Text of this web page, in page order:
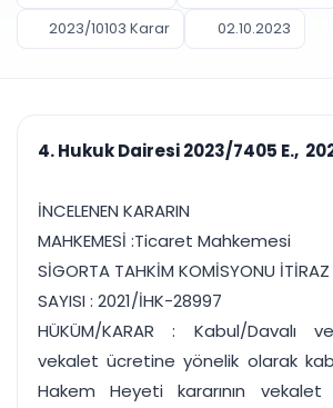
PLANLAMA & TAKİP
Pano ve Takip
Duruşma ve görev
takvimi
Bildirim
Tek panelde uçtan uca yönetim
UYAP & UETS entegrasyonundan finansa,
Tüm özellikleri inceleyin
2023/10103 Karar
02.10.2023
4. Hukuk Dairesi 2023/7405 E.,
İNCELENEN KARARIN
MAHKEMESİ :Ticaret Mahkemesi
SİGORTA TAHKİM KOMİSYONU İTİRAZ
SAYISI : 2021/İHK-28997
HÜKÜM/KARAR : Kabul/Davalı
vekalet ücretine yönelik olarak
Hakem Heyeti kararının